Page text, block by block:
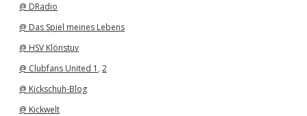
@ DRadio
@ Das Spiel meines Lebens
@ HSV Klönstuv
@ Clubfans United 1 , 2
@ Kickschuh-Blog
@ Kickwelt